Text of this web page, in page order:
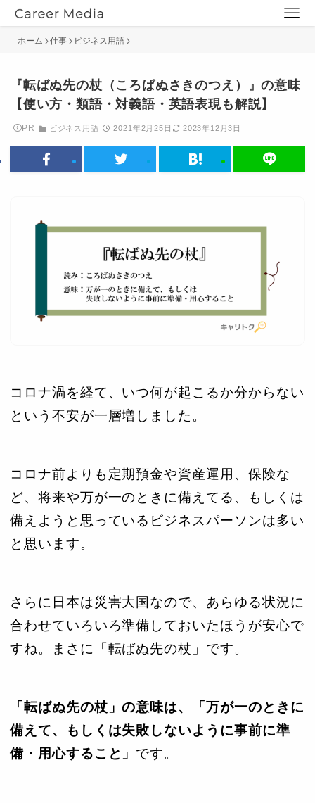
ホーム 仕事 ビジネス用語
『転ばぬ先の杖（ころばぬさきのつえ）』の意味
【使い方・類語・対義語・英語表現も解説】
PR ビジネス用語 2021年2月25日 2023年12月3日
コロナ渦を経て、いつ何が起こるか分からない
という不安が一層増しました。
コロナ前よりも定期預金や資産運用、保険な
ど、将来や万が一のときに備えてる、もしくは
備えようと思っているビジネスパーソンは多い
と思います。
さらに日本は災害大国なので、あらゆる状況に
合わせていろいろ準備しておいたほうが安心で
すね。まさに「転ばぬ先の杖」です。
「転ばぬ先の杖」の意味は、「万が一のときに
備えて、もしくは失敗しないように事前に準
備・用心すること」 です。